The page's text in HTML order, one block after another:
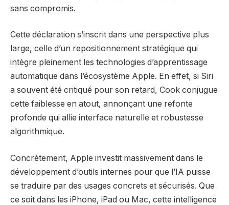
sans compromis.
Cette déclaration s’inscrit dans une perspective plus
large, celle d’un repositionnement stratégique qui
intègre pleinement les technologies d’apprentissage
automatique dans l’écosystème Apple. En effet, si Siri
a souvent été critiqué pour son retard, Cook conjugue
cette faiblesse en atout, annonçant une refonte
profonde qui allie interface naturelle et robustesse
algorithmique.
Concrètement, Apple investit massivement dans le
développement d’outils internes pour que l’IA puisse
se traduire par des usages concrets et sécurisés. Que
ce soit dans les iPhone, iPad ou Mac, cette intelligence